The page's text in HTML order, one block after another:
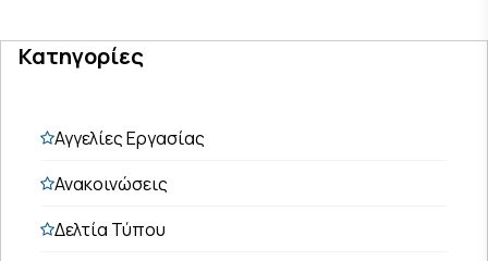
Κατηγορίες
Αγγελίες Εργασίας
Ανακοινώσεις
Δελτία Τύπου